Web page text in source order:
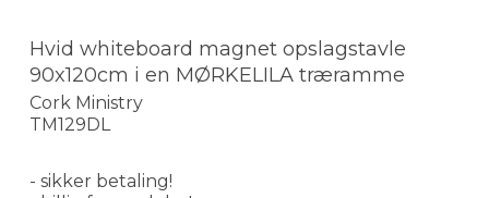
Hvid whiteboard magnet opslagstavle
90x120cm i en MØRKELILA træramme
Cork Ministry
TM129DL
- sikker betaling!